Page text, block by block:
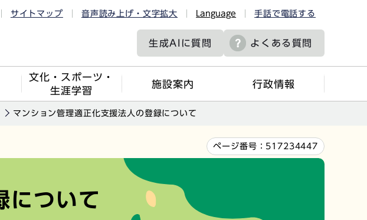
サイトマップ 音声読み上げ・文字拡大 Language 手話で電話する
生成AIに質問 よくある質問
文化・スポーツ・
生涯学習
施設案内 行政情報
マンション管理適正化支援法人の登録について
ページ番号： 517234447
について